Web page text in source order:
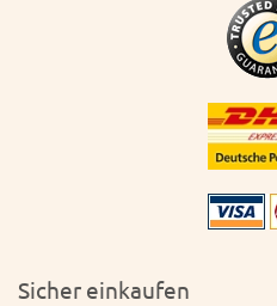
Sicher einkaufen